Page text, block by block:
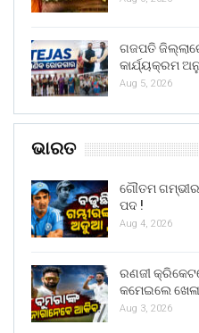
ଗଜପତି
କାର୍ଯ୍ୟକ୍ରମ
Aug 5, 2026
ଭାରତ
ଗୌତମ
ପଦ !
Aug 4, 2026
ରଣଜୀ
କମେଇଲେ
Aug 3, 2026